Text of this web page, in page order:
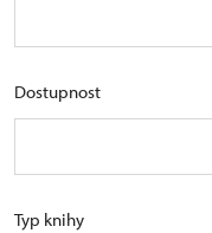
Dostupnost
Typ knihy